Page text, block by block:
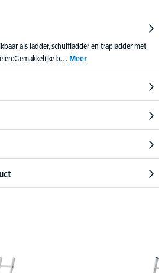
als ladder, schuifladder en trapladder met
b… Meer